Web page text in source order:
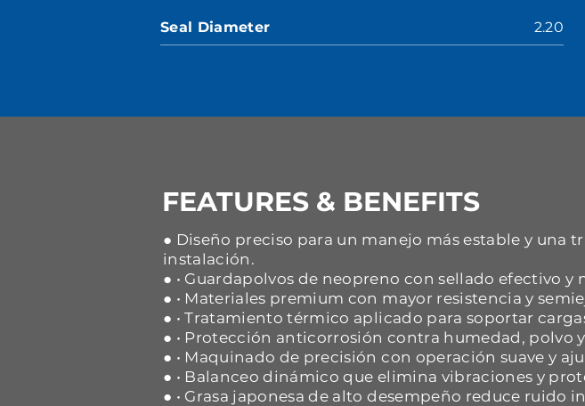
Seal Diameter 2.20
FEATURES & BENEFITS
● Diseño preciso para un manejo más estable y
instalación.
● • Guardapolvos de neopreno con sellado efectivo y
● • Materiales premium con mayor resistencia y
● • Tratamiento térmico aplicado para soportar
● • Protección anticorrosión contra humedad, polvo
● • Maquinado de precisión con operación suave y
● • Balanceo dinámico que elimina vibraciones y
● • Grasa japonesa de alto desempeño reduce ruido